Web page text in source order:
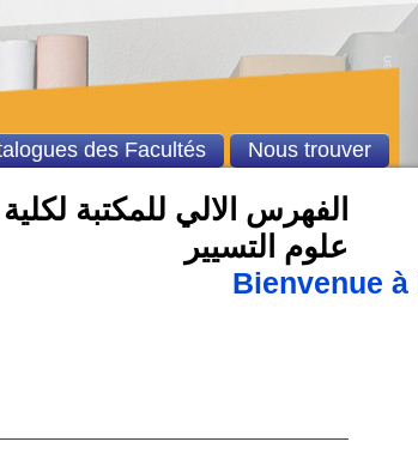
الفهرس الالي للمكتبة
علوم التسيير
Bienvenue
des Facultés Nous trouver